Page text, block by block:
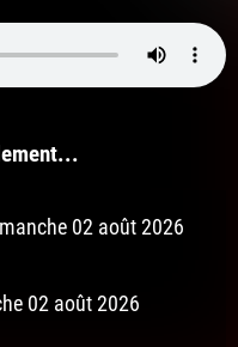
02 août 2026
02 août 2026